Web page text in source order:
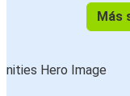
Más